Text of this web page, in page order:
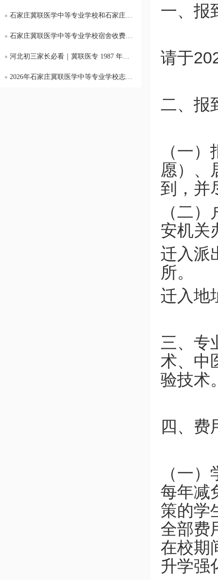
石家庄冀联医学中等专业学校和石家庄白求恩 医学中等专业学校是一家吗？
石家庄冀联医学中等专业学校宿舍收费明细！电费全额免除，无住宿隐形消费
河北初三家长必看｜冀联医专 1987 年老牌医学中专 2026 招生详情，护理 / 3+3 升学班名额有限
2026年石家庄冀联医学中等专业学校志愿录取什么时候发通知书
一、报
请于
二、报
（一
愿）、
到，并
（二
安机关
迁入派
所。
迁入地
三、专
术、中
验技术
四、费
（一
每年减
策的学
全部费
在校期
升学强